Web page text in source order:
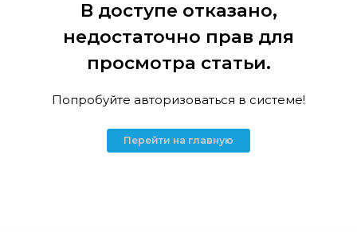
В доступе отказано,
недостаточно прав для
просмотра статьи.
Попробуйте авторизоваться в системе!
Перейти на главную